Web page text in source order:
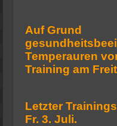
Auf Grund
Temperauren
Training am
Letzter
Fr. 3. Juli.